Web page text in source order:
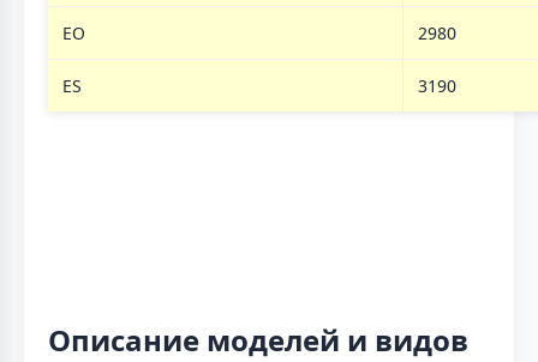
EO 2980
ES 3190
Описание моделей и видов